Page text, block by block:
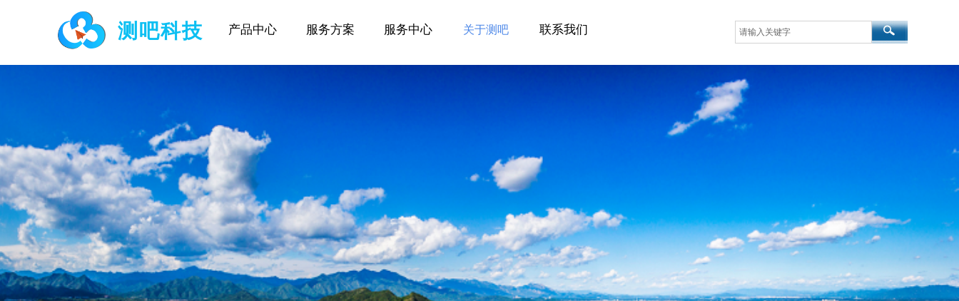
产品中心 服务方案 服务中心 关于测吧 联系我们
​测吧科技